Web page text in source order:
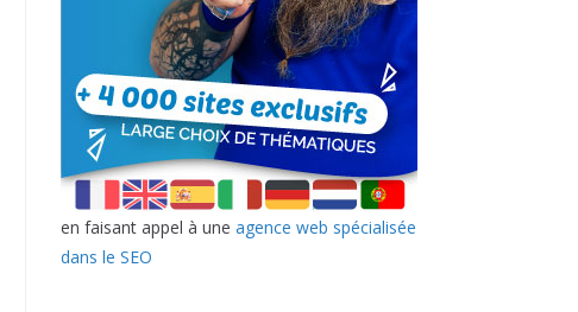
en faisant appel à une agence web spécialisée
dans le SEO